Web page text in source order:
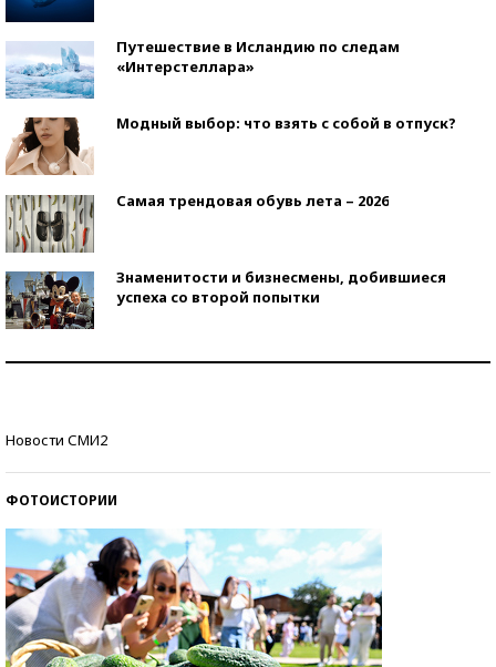
Путешествие в Исландию по следам
«Интерстеллара»
Модный выбор: что взять с собой в отпуск?
Самая трендовая обувь лета – 2026
Знаменитости и бизнесмены, добившиеся
успеха со второй попытки
Новости СМИ2
ФОТОИСТОРИИ